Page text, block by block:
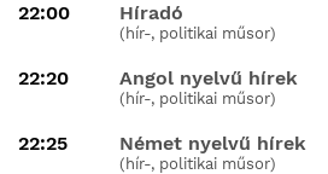
22:00 Híradó
(hír-, politikai műsor)
22:20 Angol nyelvű hírek
(hír-, politikai műsor)
22:25 Német nyelvű hírek
(hír-, politikai műsor)